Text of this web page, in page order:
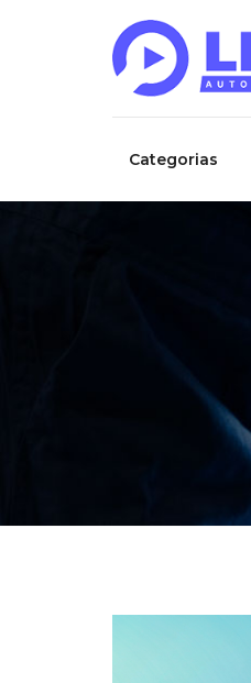
Categorias